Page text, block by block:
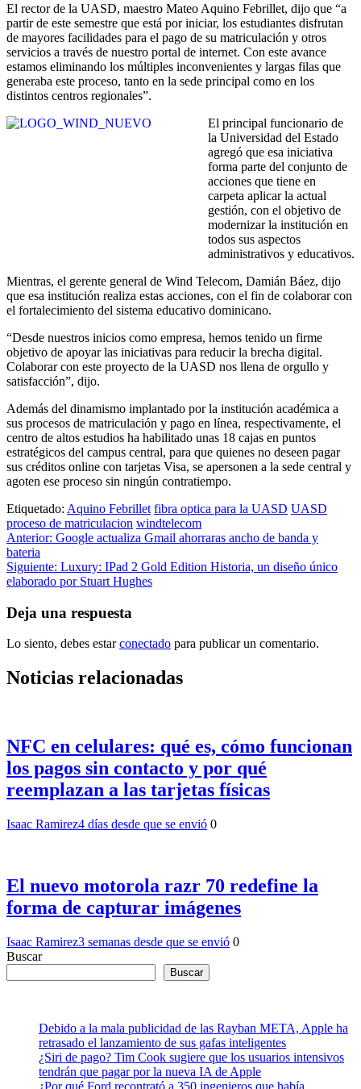
El rector de la UASD, maestro Mateo Aquino Febrillet, dijo que “a
partir de este semestre que está por iniciar, los estudiantes disfrutan
de mayores facilidades para el pago de su matriculación y otros
servicios a través de nuestro portal de internet. Con este avance
estamos eliminando los múltiples inconvenientes y largas filas que
generaba este proceso, tanto en la sede principal como en los
distintos centros regionales”.
El principal funcionario de
la Universidad del Estado
agregó que esa iniciativa
forma parte del conjunto de
acciones que tiene en
carpeta aplicar la actual
gestión, con el objetivo de
modernizar la institución en
todos sus aspectos
administrativos y educativos.
Mientras, el gerente general de Wind Telecom, Damián Báez, dijo
que esa institución realiza estas acciones, con el fin de colaborar con
el fortalecimiento del sistema educativo dominicano.
“Desde nuestros inicios como empresa, hemos tenido un firme
objetivo de apoyar las iniciativas para reducir la brecha digital.
Colaborar con este proyecto de la UASD nos llena de orgullo y
satisfacción”, dijo.
Además del dinamismo implantado por la institución académica a
sus procesos de matriculación y pago en línea, respectivamente, el
centro de altos estudios ha habilitado unas 18 cajas en puntos
estratégicos del campus central, para que quienes no deseen pagar
sus créditos online con tarjetas Visa, se apersonen a la sede central y
agoten ese proceso sin ningún contratiempo.
Etiquetado: Aquino Febrillet fibra optica para la UASD UASD
proceso de matriculacion windtelecom
Navegación
de
entradas
Anterior: Google actualiza Gmail ahorraras ancho de banda y
bateria
Siguiente: Luxury: IPad 2 Gold Edition Historia, un diseño único
elaborado por Stuart Hughes
Deja una respuesta
Lo siento, debes estarconectado para publicar un comentario.
Noticias relacionadas
NFC en celulares: qué es, cómo funcionan
los pagos sin contacto y por qué
reemplazan a las tarjetas físicas
Isaac Ramirez4 días desde que se envió 0
El nuevo motorola razr 70 redefine la
forma de capturar imágenes
Isaac Ramirez3 semanas desde que se envió 0
Buscar
Buscar
Debido a la mala publicidad de las Rayban META, Apple ha
retrasado el lanzamiento de sus gafas inteligentes
¿Siri de pago? Tim Cook sugiere que los usuarios intensivos
tendrán que pagar por la nueva IA de Apple
¿Por qué Ford recontrató a 350 ingenieros que había